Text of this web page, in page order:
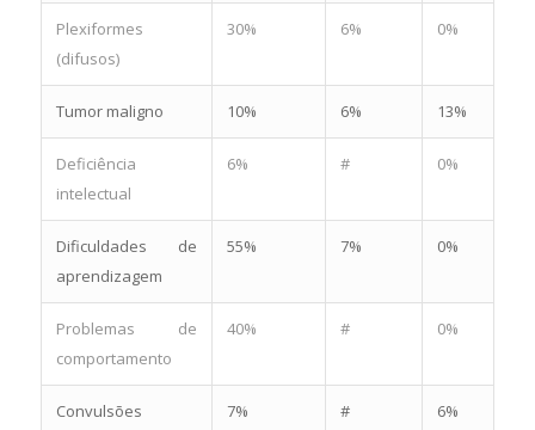
Plexiformes
(difusos)
30% 6% 0%
Tumor maligno 10% 6% 13%
Deficiência
intelectual
6% # 0%
Dificuldades de
aprendizagem
55% 7% 0%
Problemas de
comportamento
40% # 0%
Convulsões 7% # 6%